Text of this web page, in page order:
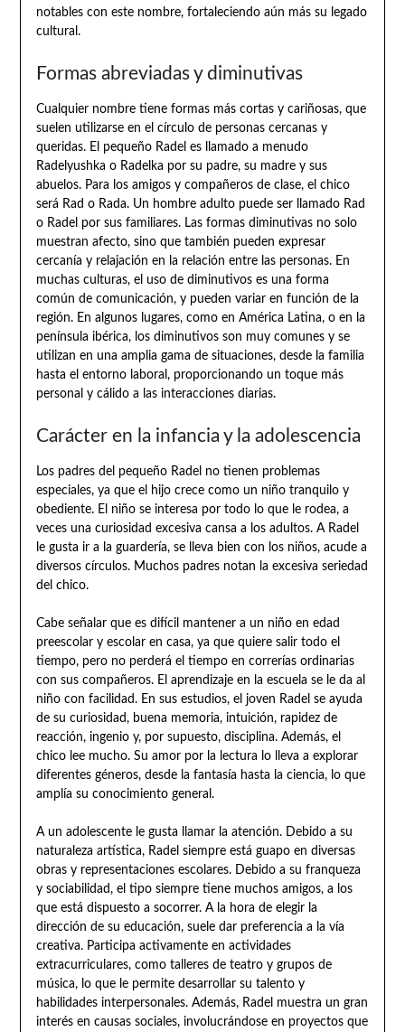
notables con este nombre, fortaleciendo aún más su legado
cultural.
Formas abreviadas y diminutivas
Cualquier nombre tiene formas más cortas y cariñosas, que
suelen utilizarse en el círculo de personas cercanas y
queridas. El pequeño Radel es llamado a menudo
Radelyushka o Radelka por su padre, su madre y sus
abuelos. Para los amigos y compañeros de clase, el chico
será Rad o Rada. Un hombre adulto puede ser llamado Rad
o Radel por sus familiares. Las formas diminutivas no solo
muestran afecto, sino que también pueden expresar
cercanía y relajación en la relación entre las personas. En
muchas culturas, el uso de diminutivos es una forma
común de comunicación, y pueden variar en función de la
región. En algunos lugares, como en América Latina, o en la
península ibérica, los diminutivos son muy comunes y se
utilizan en una amplia gama de situaciones, desde la familia
hasta el entorno laboral, proporcionando un toque más
personal y cálido a las interacciones diarias.
Carácter en la infancia y la adolescencia
Los padres del pequeño Radel no tienen problemas
especiales, ya que el hijo crece como un niño tranquilo y
obediente. El niño se interesa por todo lo que le rodea, a
veces una curiosidad excesiva cansa a los adultos. A Radel
le gusta ir a la guardería, se lleva bien con los niños, acude a
diversos círculos. Muchos padres notan la excesiva seriedad
del chico.
Cabe señalar que es difícil mantener a un niño en edad
preescolar y escolar en casa, ya que quiere salir todo el
tiempo, pero no perderá el tiempo en correrías ordinarias
con sus compañeros. El aprendizaje en la escuela se le da al
niño con facilidad. En sus estudios, el joven Radel se ayuda
de su curiosidad, buena memoria, intuición, rapidez de
reacción, ingenio y, por supuesto, disciplina. Además, el
chico lee mucho. Su amor por la lectura lo lleva a explorar
diferentes géneros, desde la fantasía hasta la ciencia, lo que
amplía su conocimiento general.
A un adolescente le gusta llamar la atención. Debido a su
naturaleza artística, Radel siempre está guapo en diversas
obras y representaciones escolares. Debido a su franqueza
y sociabilidad, el tipo siempre tiene muchos amigos, a los
que está dispuesto a socorrer. A la hora de elegir la
dirección de su educación, suele dar preferencia a la vía
creativa. Participa activamente en actividades
extracurriculares, como talleres de teatro y grupos de
música, lo que le permite desarrollar su talento y
habilidades interpersonales. Además, Radel muestra un gran
interés en causas sociales, involucrándose en proyectos que